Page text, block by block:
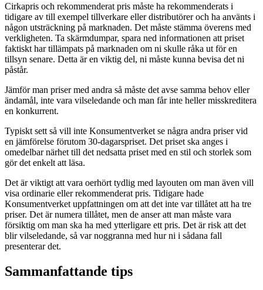
Cirkapris och rekommenderat pris måste ha rekommenderats i
tidigare av till exempel tillverkare eller distributörer och ha använts i
någon utsträckning på marknaden. Det måste stämma överens med
verkligheten. Ta skärmdumpar, spara ned informationen att priset
faktiskt har tillämpats på marknaden om ni skulle råka ut för en
tillsyn senare. Detta är en viktig del, ni måste kunna bevisa det ni
påstår.
Jämför man priser med andra så måste det avse samma behov eller
ändamål, inte vara vilseledande och man får inte heller misskreditera
en konkurrent.
Typiskt sett så vill inte Konsumentverket se några andra priser vid
en jämförelse förutom 30-dagarspriset. Det priset ska anges i
omedelbar närhet till det nedsatta priset med en stil och storlek som
gör det enkelt att läsa.
Det är viktigt att vara oerhört tydlig med layouten om man även vill
visa ordinarie eller rekommenderat pris. Tidigare hade
Konsumentverket uppfattningen om att det inte var tillåtet att ha tre
priser. Det är numera tillåtet, men de anser att man måste vara
försiktig om man ska ha med ytterligare ett pris. Det är risk att det
blir vilseledande, så var noggranna med hur ni i sådana fall
presenterar det.
Sammanfattande tips